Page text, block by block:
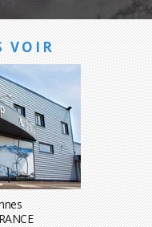
VOIR